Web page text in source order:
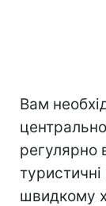
Вам
регулярно
швидкому